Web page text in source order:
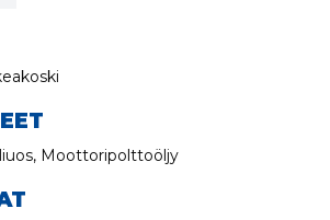
Moottoripolttoöljy